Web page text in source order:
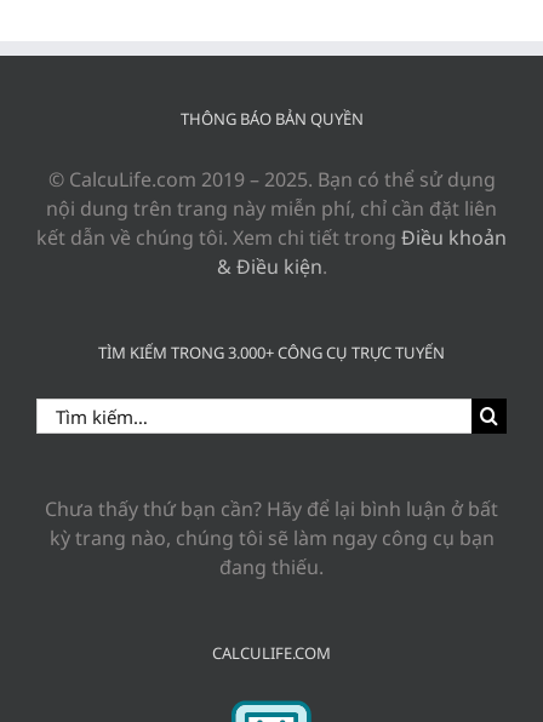
THÔNG BÁO BẢN QUYỀN
© CalcuLife.com 2019 – 2025. Bạn có thể sử dụng
nội dung trên trang này miễn phí, chỉ cần đặt liên
kết dẫn về chúng tôi. Xem chi tiết trong Điều khoản
& Điều kiện.
TÌM KIẾM TRONG 3.000+ CÔNG CỤ TRỰC TUYẾN
Search
for:
Chưa thấy thứ bạn cần? Hãy để lại bình luận ở bất
kỳ trang nào, chúng tôi sẽ làm ngay công cụ bạn
đang thiếu.
CALCULIFE.COM